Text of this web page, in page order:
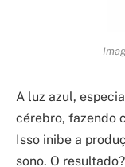
A luz azul,
cérebro, fazendo
Isso inibe a
sono. O